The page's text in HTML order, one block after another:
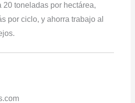
20 toneladas por hectárea,
por ciclo, y ahorra trabajo al